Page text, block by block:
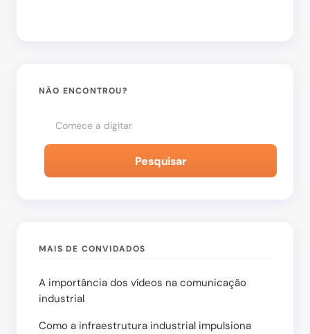
NÃO ENCONTROU?
Pesquisar
MAIS DE CONVIDADOS
A importância dos vídeos na comunicação
industrial
Como a infraestrutura industrial impulsiona